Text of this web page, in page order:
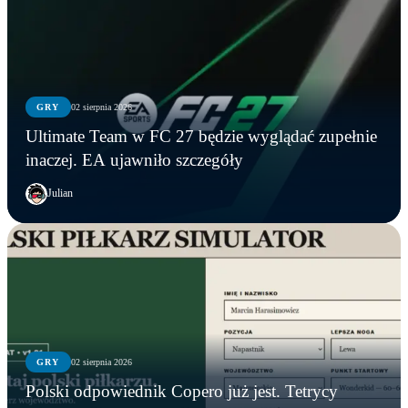
GRY 02 sierpnia 2026
Ultimate Team w FC 27 będzie wyglądać zupełnie
inaczej. EA ujawniło szczegóły
Julian
GRY 02 sierpnia 2026
Polski odpowiednik Copero już jest. Tetrycy
AKTUALNOŚCI
GRY
GRY